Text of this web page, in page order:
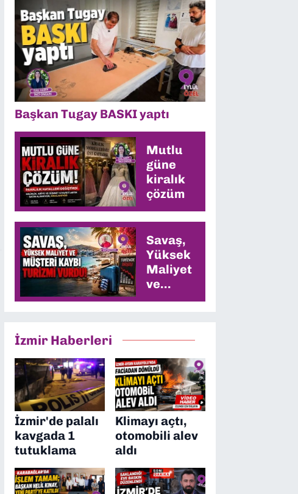
Başkan Tugay BASKI yaptı
Mutlu
güne
kiralık
çözüm
Savaş,
Yüksek
Maliyet
ve
Müşteri
Vurdu
İzmir Haberleri
İzmir'de palalı
kavgada 1
tutuklama
Klimayı açtı,
otomobili alev
aldı